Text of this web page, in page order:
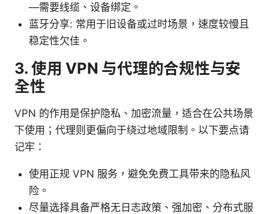
—需要线缆、设备绑定。
蓝牙分享: 常用于旧设备或过时场景，速度较慢且
稳定性欠佳。
3. 使用 VPN 与代理的合规性与安
全性
VPN 的作用是保护隐私、加密流量，适合在公共场景
下使用；代理则更偏向于绕过地域限制。以下要点请
记牢：
使用正规 VPN 服务，避免免费工具带来的隐私风
险。
尽量选择具备严格无日志政策、强加密、分布式服